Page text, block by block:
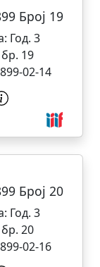
Број 19
Год. 3
бр. 19
02-14
Број 20
Год. 3
бр. 20
02-16